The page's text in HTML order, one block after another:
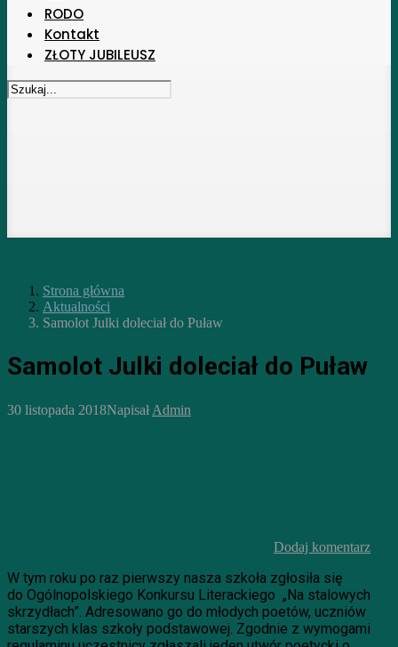
RODO
Kontakt
ZŁOTY JUBILEUSZ
Strona główna
Aktualności
Samolot Julki doleciał do Puław
Samolot Julki doleciał do Puław
30 listopada 2018NapisałAdmin
Dodaj komentarz
W tym roku po raz pierwszy nasza szkoła zgłosiła się
do Ogólnopolskiego Konkursu Literackiego „Na stalowych
skrzydłach”. Adresowano go do młodych poetów, uczniów
starszych klas szkoły podstawowej. Zgodnie z wymogami